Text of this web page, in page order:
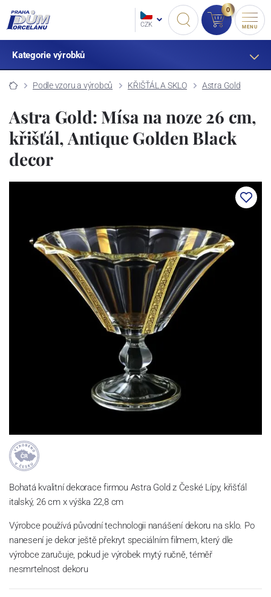
CZK
0
MENU
Kategorie výrobků
Podle vzoru a výrobců KŘIŠŤÁL A SKLO Astra Gold
Astra Gold: Mísa na noze 26 cm,
křišťál, Antique Golden Black
decor
Bohatá kvalitní dekorace firmou Astra Gold z České Lípy, křišťál
italský, 26 cm x výška 22,8 cm
Výrobce používá původní technologii nanášení dekoru na sklo. Po
nanesení je dekor ještě překryt speciálním filmem, který dle
výrobce zaručuje, pokud je výrobek mytý ručně, téměř
nesmrtelnost dekoru